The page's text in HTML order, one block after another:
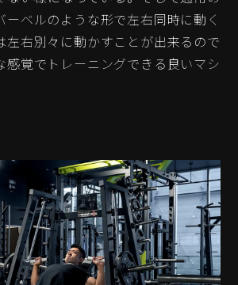
ーベルのような形で左右同時に動く
左右別々に動かすことが出来るので
感覚でトレーニングできる良いマシ